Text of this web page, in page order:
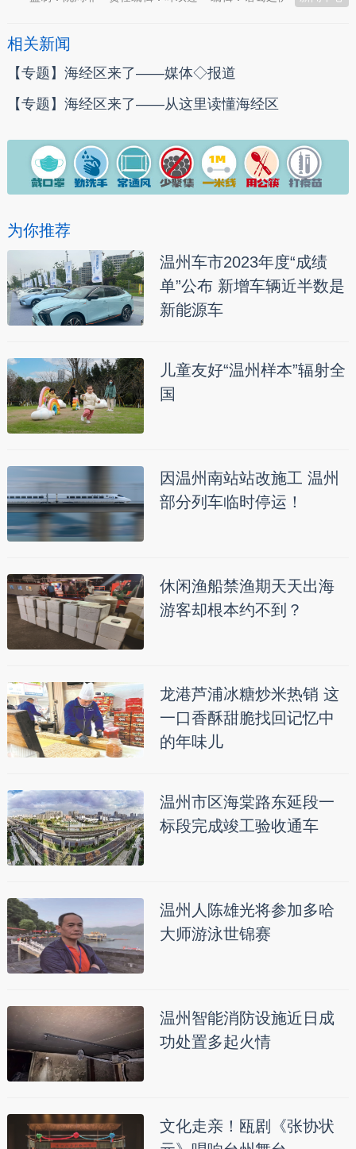
相关新闻
【专题】海经区来了——媒体◇报道
【专题】海经区来了——从这里读懂海经区
为你推荐
温州车市2023年度“成绩
单”公布 新增车辆近半数是
新能源车
儿童友好“温州样本”辐射全
国
因温州南站站改施工 温州
部分列车临时停运！
休闲渔船禁渔期天天出海
游客却根本约不到？
龙港芦浦冰糖炒米热销 这
一口香酥甜脆找回记忆中
的年味儿
温州市区海棠路东延段一
标段完成竣工验收通车
温州人陈雄光将参加多哈
大师游泳世锦赛
温州智能消防设施近日成
功处置多起火情
文化走亲！瓯剧《张协状